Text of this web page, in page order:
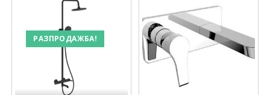
РАЗПРОДАЖБА!